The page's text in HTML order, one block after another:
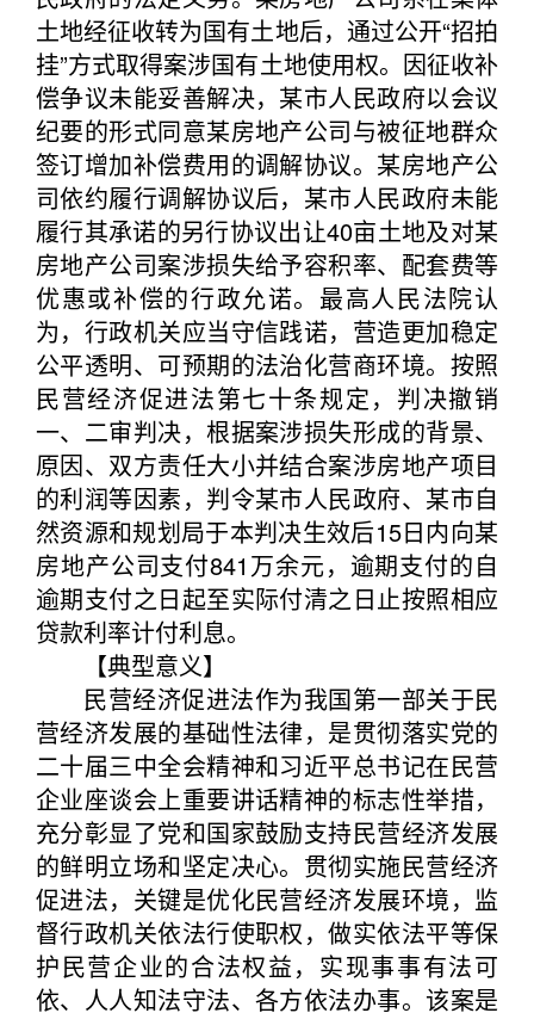
土地经征收转为国有土地后，通过公开“招拍
挂”方式取得案涉国有土地使用权。因征收补
偿争议未能妥善解决，某市人民政府以会议
纪要的形式同意某房地产公司与被征地群众
签订增加补偿费用的调解协议。某房地产公
司依约履行调解协议后，某市人民政府未能
履行其承诺的另行协议出让40亩土地及对某
房地产公司案涉损失给予容积率、配套费等
优惠或补偿的行政允诺。最高人民法院认
为，行政机关应当守信践诺，营造更加稳定
公平透明、可预期的法治化营商环境。按照
民营经济促进法第七十条规定，判决撤销
一、二审判决，根据案涉损失形成的背景、
原因、双方责任大小并结合案涉房地产项目
的利润等因素，判令某市人民政府、某市自
然资源和规划局于本判决生效后15日内向某
房地产公司支付841万余元，逾期支付的自
逾期支付之日起至实际付清之日止按照相应
贷款利率计付利息。
【典型意义】
民营经济促进法作为我国第一部关于民
营经济发展的基础性法律，是贯彻落实党的
二十届三中全会精神和习近平总书记在民营
企业座谈会上重要讲话精神的标志性举措，
充分彰显了党和国家鼓励支持民营经济发展
的鲜明立场和坚定决心。贯彻实施民营经济
促进法，关键是优化民营经济发展环境，监
督行政机关依法行使职权，做实依法平等保
护民营企业的合法权益，实现事事有法可
依、人人知法守法、各方依法办事。该案是